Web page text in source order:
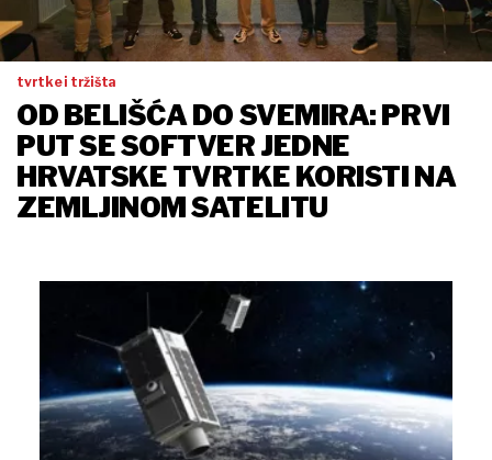
tvrtke i tržišta
OD BELIŠĆA DO SVEMIRA: PRVI
PUT SE SOFTVER JEDNE
HRVATSKE TVRTKE KORISTI NA
ZEMLJINOM SATELITU